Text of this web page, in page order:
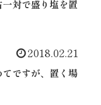
対で盛り塩を置
2018.02.21
ですが、置く場